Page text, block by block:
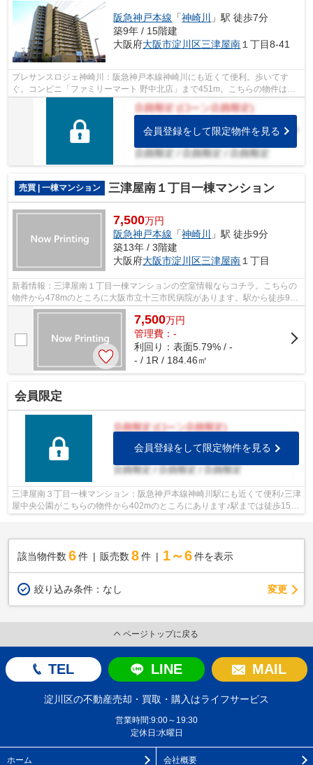
阪急神戸本線 「神崎川
」駅 徒歩7分
築9年 / 15階建
大阪府大阪市淀川区三津屋南１丁目8-41
プレサンスロジェ神崎川：阪急神戸本線神崎川にも近くて便利。歩いてす
ぐ。コンビニ「ファミリーマート 野中北店」まで451m。こちらの物件は築5
年以内になりますので、築浅物件をお求...
会員登録をして限定物件を見る
売買 | 一棟マンション 三津屋南１丁目一棟マンション
7,500万円
阪急神戸本線 「神崎川
」駅 徒歩9分
築13年 / 3階建
大阪府大阪市淀川区三津屋南 １丁目
新着情報：三津屋南１丁目一棟マンションの空室情報ならコチラ。こちらの
物件から478mのところに大阪市立十三市民病院があります。駅から徒歩9分
の物件です。
7,500万円
管理費：-
利回り：表面5.79% / -
- / 1R / 184.46㎡
会員限定
会員登録をして限定物件を見る
三津屋南３丁目一棟マンション：阪急神戸本線神崎川駅にも近くて便利♪三津
屋中央公園がこちらの物件から402mのところにあります♪駅までは徒歩15分
該当物件数 6件 販売数 8 件 1～6 件を表示
絞り込み条件： なし 変更
ページトップに戻る
TEL LINE MAIL
淀川区の不動産売却・買取・購入はライフサービス
営業時間:9:00～19:30
定休日:水曜日
ホーム 会社概要